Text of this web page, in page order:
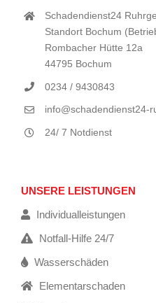
Schadendienst24
Standort Bochum
Rombacher Hütte 12a
44795 Bochum
0234 / 9430843
info@schadendienst24-
24/ 7 Notdienst
UNSERE LEISTUNGEN
Individualleistungen
Notfall-Hilfe 24/7
Wasserschäden
Elementarschaden